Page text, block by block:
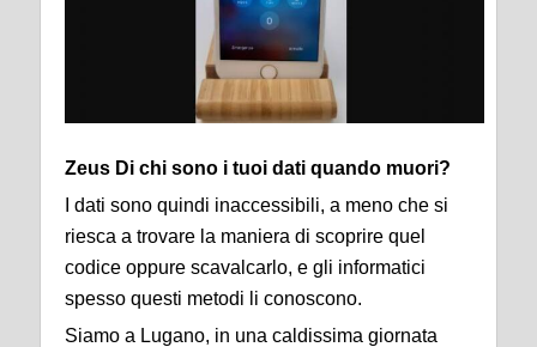
Zeus Di chi sono i tuoi dati quando muori?
I dati sono quindi inaccessibili, a meno che si
riesca a trovare la maniera di scoprire quel
codice oppure scavalcarlo, e gli informatici
spesso questi metodi li conoscono.
Siamo a Lugano, in una caldissima giornata